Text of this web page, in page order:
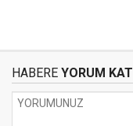
HABERE YORUM KAT